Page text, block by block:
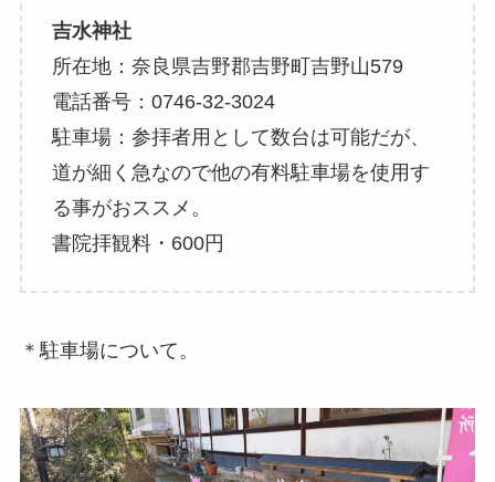
吉水神社
所在地：奈良県吉野郡吉野町吉野山579
電話番号：0746-32-3024
駐車場：参拝者用として数台は可能だが、
道が細く急なので他の有料駐車場を使用す
る事がおススメ。
書院拝観料・600円
＊駐車場について。